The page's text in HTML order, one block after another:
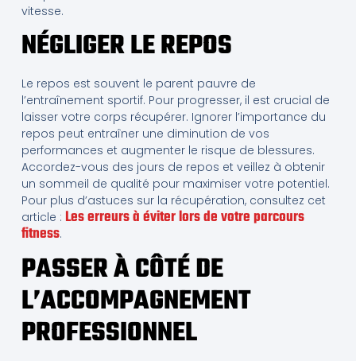
vitesse.
NÉGLIGER LE REPOS
Le repos est souvent le parent pauvre de
l’entraînement sportif. Pour progresser, il est crucial de
laisser votre corps récupérer. Ignorer l’importance du
repos peut entraîner une diminution de vos
performances et augmenter le risque de blessures.
Accordez-vous des jours de repos et veillez à obtenir
un sommeil de qualité pour maximiser votre potentiel.
Pour plus d’astuces sur la récupération, consultez cet
article : Les erreurs à éviter lors de votre parcours
fitness.
PASSER À CÔTÉ DE
L’ACCOMPAGNEMENT
PROFESSIONNEL